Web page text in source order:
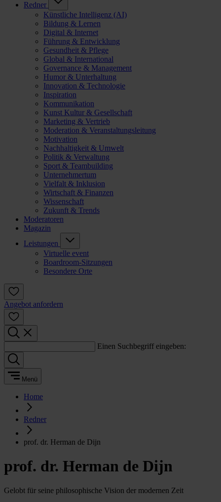
Redner
Künstliche Intelligenz (AI)
Bildung & Lernen
Digital & Internet
Führung & Entwicklung
Gesundheit & Pflege
Global & International
Governance & Management
Humor & Unterhaltung
Innovation & Technologie
Inspiration
Kommunikation
Kunst Kultur & Gesellschaft
Marketing & Vertrieb
Moderation & Veranstaltungsleitung
Motivation
Nachhaltigkeit & Umwelt
Politik & Verwaltung
Sport & Teambuilding
Unternehmertum
Vielfalt & Inklusion
Wirtschaft & Finanzen
Wissenschaft
Zukunft & Trends
Moderatoren
Magazin
Leistungen
Virtuelle event
Boardroom-Sitzungen
Besondere Orte
Angebot anfordern
Einen Suchbegriff eingeben:
Menü
Home
Redner
prof. dr. Herman de Dijn
prof. dr. Herman de Dijn
Gelobt für seine philosophische Vision der modernen Zeit